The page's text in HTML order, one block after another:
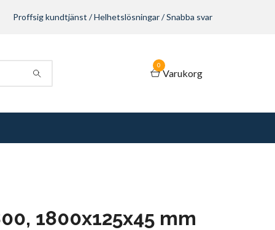
Proffsig kundtjänst / Helhetslösningar / Snabba svar
0
Varukorg
1800x125x45 mm